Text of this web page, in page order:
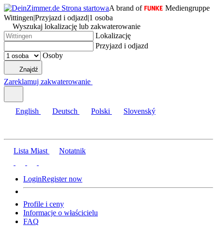
A brand of
Mediengruppe
Wittingen|Przyjazd i odjazd|1 osoba
Wyszukaj lokalizację lub zakwaterowanie
Lokalizację
Przyjazd i odjazd
Osoby
Znajdź
Zareklamuj zakwaterowanie
English Deutsch Polski Slovenský
Lista Miast Notatnik
LoginRegister now
Profile i ceny
Informacje o właścicielu
FAQ